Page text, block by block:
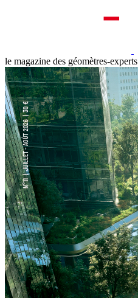
le magazine des géomètres-experts